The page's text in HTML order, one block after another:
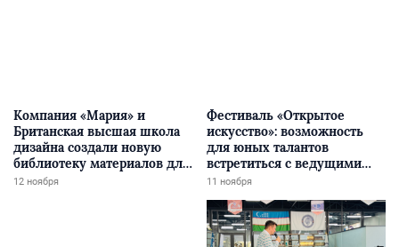
Компания «Мария» и
Британская высшая школа
дизайна создали новую
библиотеку материалов для
студентов
12 ноября
Фестиваль «Открытое
искусство»: возможность
для юных талантов
встретиться с ведущими
деятелями культуры
11 ноября